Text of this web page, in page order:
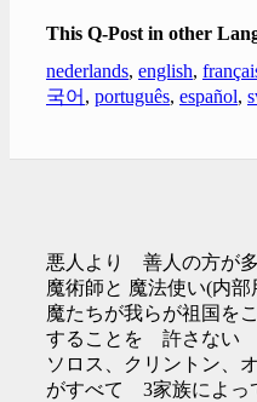
This Q-Post in other
nederlands, english,
국어 , português, español,
悪人より 善人の方が
魔術師と 魔法使い(内部
魔たちが我らが祖国を
することを 許さない
ソロス、クリントン、
がすべて 3家族によっ